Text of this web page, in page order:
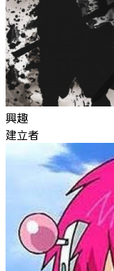
興趣
建立者